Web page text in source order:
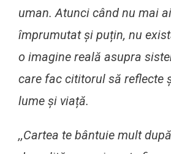
uman. Atunci când nu mai
împrumutat și puțin, nu
o imagine reală asupra
care fac cititorul să reflecte
lume și viață.
,,Cartea te bântuie mult